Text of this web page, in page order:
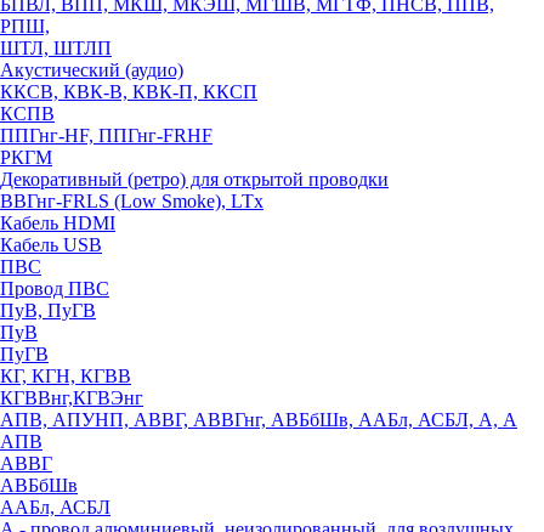
БПВЛ, ВПП, МКШ, МКЭШ, МГШВ, МГТФ, ПНСВ, ППВ,
РПШ,
ШТЛ, ШТЛП
Акустический (аудио)
ККСВ, КВК-В, КВК-П, ККСП
КСПВ
ППГнг-HF, ППГнг-FRHF
РКГМ
Декоративный (ретро) для открытой проводки
ВВГнг-FRLS (Low Smoke), LTx
Кабель HDMI
Кабель USB
ПВС
Провод ПВС
ПуВ, ПуГВ
ПуВ
ПуГВ
КГ, КГН, КГВВ
КГВВнг,КГВЭнг
АПВ, АПУНП, АВВГ, АВВГнг, АВБбШв, ААБл, АСБЛ, А, А
АПВ
АВВГ
АВБбШв
ААБл, АСБЛ